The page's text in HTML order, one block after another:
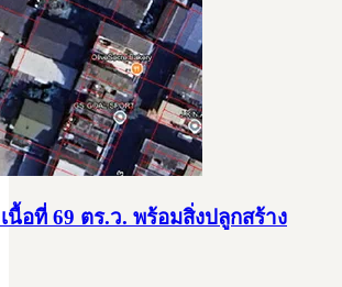
อที่ 69 ตร.ว. พร้อมสิ่งปลูกสร้าง